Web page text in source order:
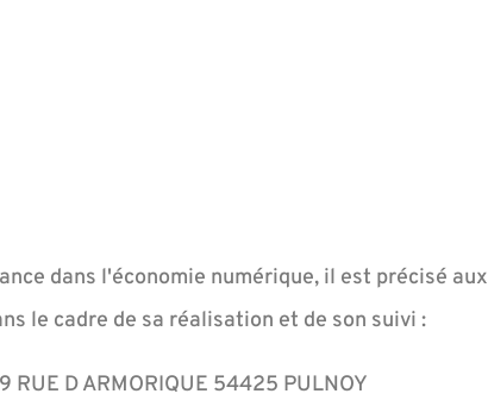
dans l'économie numérique, il est précisé aux
le cadre de sa réalisation et de son suivi :
RUE D ARMORIQUE 54425 PULNOY